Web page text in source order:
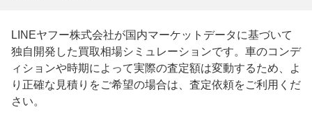
LINEヤフー株式会社が国内マーケットデータに基づいて
独自開発した買取相場シミュレーションです。車のコンデ
ィションや時期によって実際の査定額は変動するため、よ
り正確な見積りをご希望の場合は、査定依頼をご利用くだ
さい。